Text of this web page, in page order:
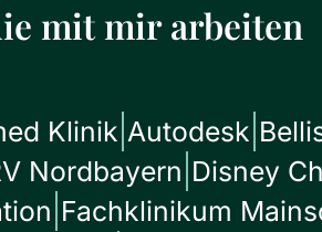
mit mir arbeiten
Klinik Autodesk
Nordbayern Disney
Fachklinikum